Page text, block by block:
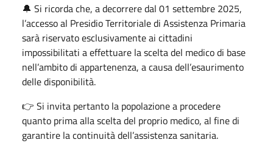
🔔 Si ricorda che, a decorrere dal 01 settembre 2025,
l’accesso al Presidio Territoriale di Assistenza Primaria
sarà riservato esclusivamente ai cittadini
impossibilitati a effettuare la scelta del medico di base
nell’ambito di appartenenza, a causa dell’esaurimento
delle disponibilità.
👉 Si invita pertanto la popolazione a procedere
quanto prima alla scelta del proprio medico, al fine di
garantire la continuità dell’assistenza sanitaria.